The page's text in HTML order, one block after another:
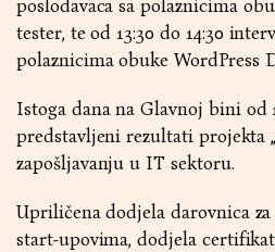
poslodavaca sa polaznicima
tester, te od 13:30 do 14:30
polaznicima obuke WordPress
Istoga dana na Glavnoj bini od
predstavljeni rezultati projekta
zapošljavanju u IT sektoru.
Upriličena dodjela darovnica
start-upovima, dodjela